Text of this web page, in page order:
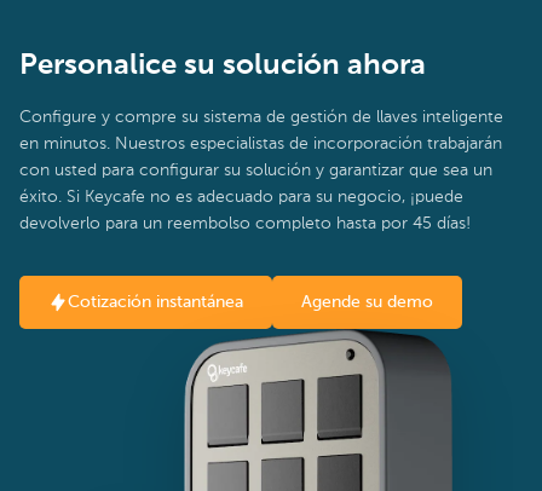
Personalice su solución ahora
Configure y compre su sistema de gestión de llaves inteligente
en minutos. Nuestros especialistas de incorporación trabajarán
con usted para configurar su solución y garantizar que sea un
éxito. Si Keycafe no es adecuado para su negocio, ¡puede
devolverlo para un reembolso completo hasta por 45 días!
Cotización instantánea Agende su demo